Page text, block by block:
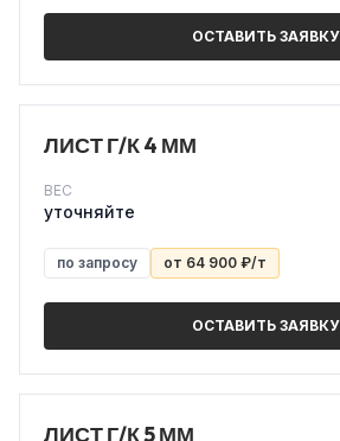
ОСТАВИТЬ ЗАЯВКУ
ЛИСТ Г/К 4 ММ
ВЕС
уточняйте
по запросу от 64 900 ₽/т
ОСТАВИТЬ ЗАЯВКУ
ЛИСТ Г/К 5 ММ